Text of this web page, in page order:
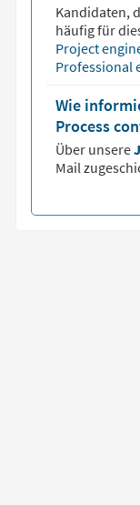
Kandidaten,
häufig für
Project
Professional
Wie
Process
Über unsere
Mail